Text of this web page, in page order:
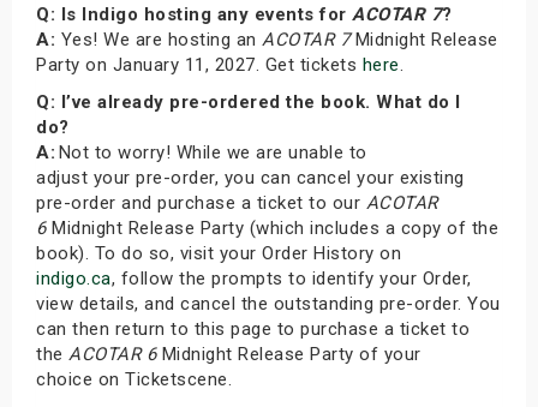
Q: Is Indigo hosting any events for ACOTAR 7?
A: Yes! We are hosting an ACOTAR 7Midnight Release
Party on January 11, 2027. Get tickets here.
Q: I’ve already pre-ordered the book. What do I
do?
A: Not to worry! While we are unable to
adjust your pre-order, you can cancel your existing
pre-order and purchase a ticket to our ACOTAR
6Midnight Release Party (which includes a copy of the
book). To do so, visit your Order History on
indigo.ca, follow the prompts to identify your Order,
view details, and cancel the outstanding pre-order. You
can then return to this page to purchase a ticket to
the ACOTAR 6Midnight Release Party of your
choice on Ticketscene.